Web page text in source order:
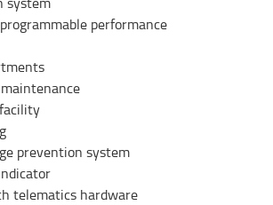
performance
prevention system
telematics hardware